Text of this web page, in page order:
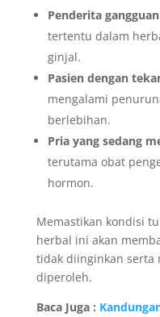
Penderita
tertentu dalam
ginjal.
Pasien dengan
mengalami
berlebihan.
Pria yang sedang
terutama obat
hormon.
Memastikan kondisi
herbal ini akan
tidak diinginkan serta
diperoleh.
Baca Juga :